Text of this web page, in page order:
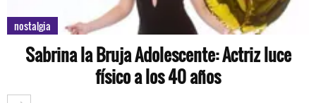
nostalgia
Sabrina la Bruja Adolescente: Actriz luce
físico a los 40 años